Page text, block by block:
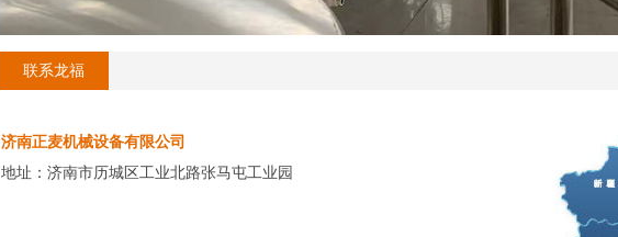
联系龙福
济南正麦机械设备有限公司
地址：济南市历城区工业北路张马屯工业园